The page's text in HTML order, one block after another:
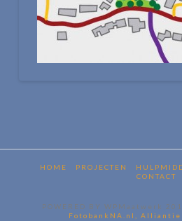
HOME PROJECTEN
CONTACT
POWERED BY WPMaatwerk
FotobankNA.nl,